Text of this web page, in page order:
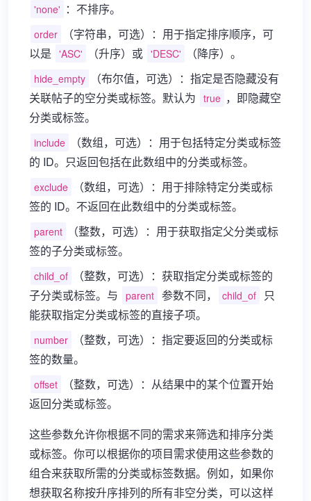
'none' ：不排序。
order
（字符串，可选）：用于指定排序顺序，可
以是 'ASC' （升序）或 'DESC' （降序）。
hide_empty
（布尔值，可选）：指定是否隐藏没有
关联帖子的空分类或标签。默认为 true ，即隐藏空
分类或标签。
include
（数组，可选）：用于包括特定分类或标签
的 ID。只返回包括在此数组中的分类或标签。
exclude
（数组，可选）：用于排除特定分类或标
签的 ID。不返回在此数组中的分类或标签。
parent
（整数，可选）：用于获取指定父分类或标
签的子分类或标签。
child_of
（整数，可选）：获取指定分类或标签的
子分类或标签。与 parent 参数不同， child_of
只
能获取指定分类或标签的直接子项。
number
（整数，可选）：指定要返回的分类或标
签的数量。
offset
（整数，可选）：从结果中的某个位置开始
返回分类或标签。
这些参数允许你根据不同的需求来筛选和排序分类
或标签。你可以根据你的项目需求使用这些参数的
组合来获取所需的分类或标签数据。例如，如果你
想获取名称按升序排列的所有非空分类，可以这样